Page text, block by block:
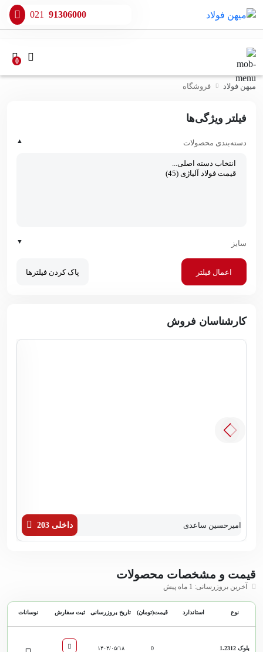
021 91306000
0
میهن فولاد فروشگاه
فیلتر ویژگی‌ها
دسته‌بندی محصولات ▲
سایز ▼
اعمال فیلتر پاک کردن فیلترها
کارشناسان فروش
امیرحسین ساعدی داخلی 203
قیمت و مشخصات محصولات
آخرین بروزرسانی: 1 ماه پیش
نوع استاندارد قیمت(تومان) تاریخ بروزرسانی ثبت سفارش نوسانات
بلوک 1.2312 0 ۱۴۰۴/۰۵/۱۸